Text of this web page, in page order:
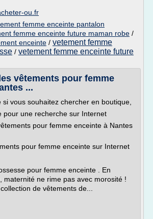
ou.fr
femme enceinte pantalon
femme enceinte future maman robe /
enceinte / vetement femme
/ vetement femme enceinte future
vêtements pour femme
...
si vous souhaitez chercher en boutique,
pour une recherche sur Internet
pour femme enceinte à Nantes
pour femme enceinte sur Internet
pour femme enceinte . En
maternité ne rime pas avec morosité !
de vêtements de...